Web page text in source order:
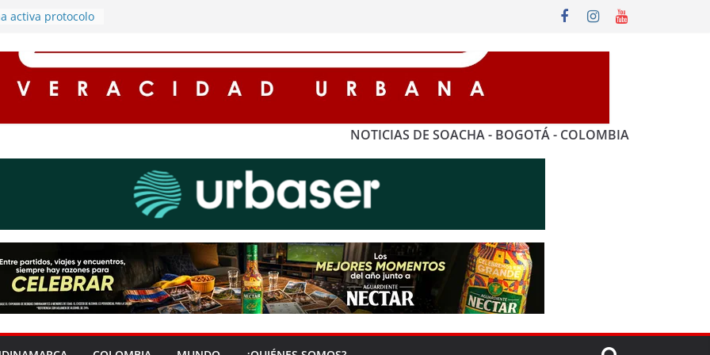
activa protocolo
de
con nuevo
Seguridad
Sur y
de horarios en
NOTICIAS DE SOACHA - BOGOTÁ - COLOMBIA